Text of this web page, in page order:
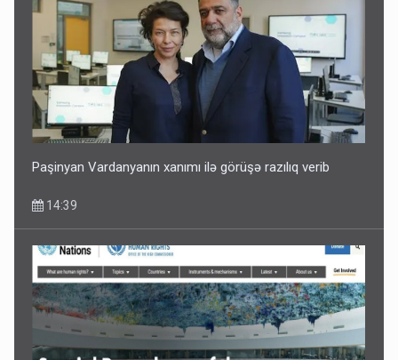
Paşinyan Vardanyanın xanımı ilə görüşə razılıq verib
14:39